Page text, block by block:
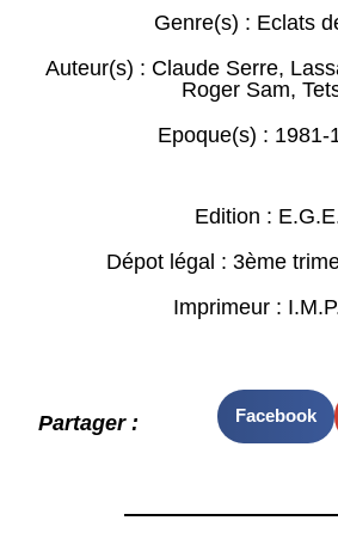
Genre(s) : Eclats
Auteur(s) : Claude Serre,
Roger Sam,
Epoque(s) : 1981-
Edition :
Dépot légal : 3ème
Imprimeur :
Partager : Facebook